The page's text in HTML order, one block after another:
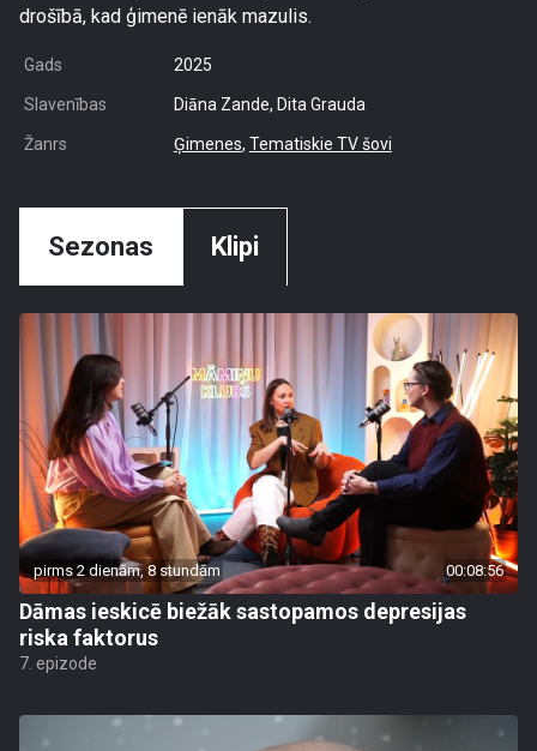
drošībā, kad ģimenē ienāk mazulis.
Gads 2025
Slavenības Diāna Zande, Dita Grauda
Žanrs Ģimenes, Tematiskie TV šovi
Sezonas Klipi
pirms 2 dienām, 8 stundām 00:08:56
Dāmas ieskicē biežāk sastopamos depresijas
riska faktorus
7. epizode